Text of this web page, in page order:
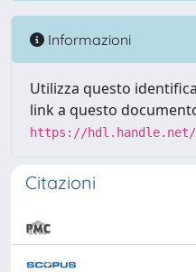
Informazioni
Utilizza questo
link a questo
https://hdl.handle.net/
Citazioni